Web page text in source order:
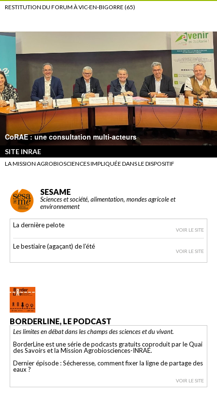
RESTITUTION DU FORUM À VIC-EN-BIGORRE (65)
CoRAE : une consultation multi-acteurs
SITE INRAE
LA MISSION AGROBIOSCIENCES IMPLIQUÉE DANS LE DISPOSITIF
SESAME
Sciences et société, alimentation, mondes agricole et
environnement
La dernière pelote
VOIR LE SITE
Le bestiaire (agaçant) de l’été
VOIR LE SITE
BORDERLINE, LE PODCAST
Les limites en débat dans les champs des sciences et du vivant.
BorderLine est une série de podcasts gratuits coproduit par le Quai
des Savoirs et la Mission Agrobiosciences-INRAE.
Dernier épisode : Sécheresse, comment fixer la ligne de partage des
eaux ?
VOIR LE SITE